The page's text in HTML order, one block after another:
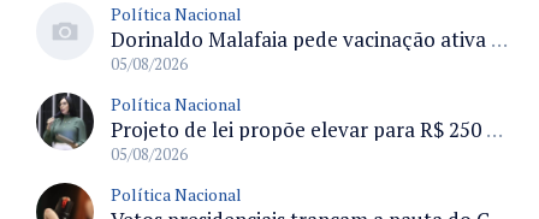
Política Nacional
Dorinaldo Malafaia pede vacinação ativa ao Ministério da Saúde para reverter queda na cobertura vacinal no Brasil
05/08/2026
Política Nacional
Projeto de lei propõe elevar para R$ 250 mil limite de isenção do IPI para pessoas com deficiência e autismo
05/08/2026
Política Nacional